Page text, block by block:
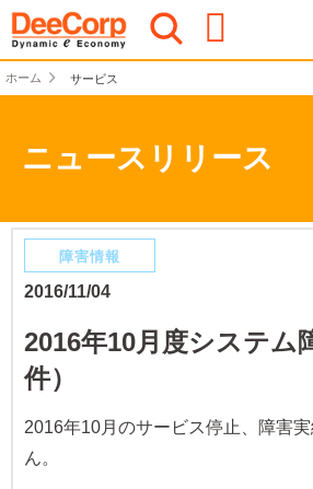
ホーム サービス
ニュースリリース
障害情報
2016/11/04
2016年10月度システム
件）
2016年10月のサービス停止、障害
ん。